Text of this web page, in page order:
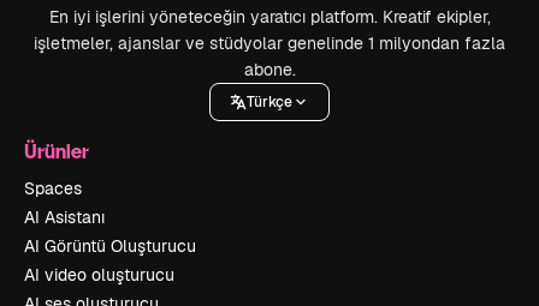
En iyi işlerini yöneteceğin yaratıcı platform. Kreatif ekipler,
işletmeler, ajanslar ve stüdyolar genelinde 1 milyondan fazla
abone.
Türkçe
Ürünler
Spaces
AI Asistanı
AI Görüntü Oluşturucu
AI video oluşturucu